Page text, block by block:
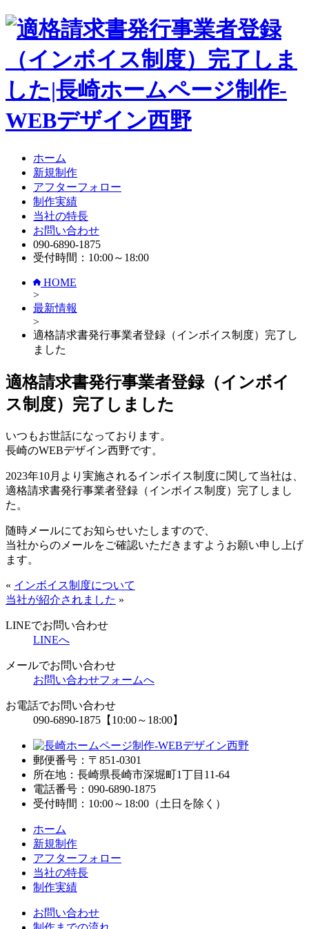
ホーム
新規制作
アフターフォロー
制作実績
当社の特長
お問い合わせ
090-6890-1875
受付時間：10:00～18:00
HOME
>
最新情報
>
適格請求書発行事業者登録（インボイス制度）完了し
ました
適格請求書発行事業者登録（インボイ
ス制度）完了しました
いつもお世話になっております。
長崎のWEBデザイン西野です。
2023年10月より実施されるインボイス制度に関して当社は、
適格請求書発行事業者登録（インボイス制度）完了しまし
た。
随時メールにてお知らせいたしますので、
当社からのメールをご確認いただきますようお願い申し上げ
ます。
« インボイス制度について
当社が紹介されました »
LINEでお問い合わせ
LINEへ
メールでお問い合わせ
お問い合わせフォームへ
お電話でお問い合わせ
090-6890-1875 【10:00～18:00】
郵便番号：〒851-0301
所在地：長崎県長崎市深堀町1丁目11-64
電話番号：090-6890-1875
受付時間：10:00～18:00（土日を除く）
ホーム
新規制作
アフターフォロー
当社の特長
制作実績
お問い合わせ